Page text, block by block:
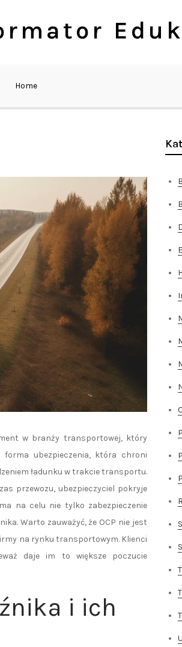
Home
w branży transportowej, który
ubezpieczenia, która chroni
ładunku w trakcie transportu.
przewozu, ubezpieczyciel pokryje
na celu nie tylko zabezpieczenie
Warto zauważyć, że OCP nie jest
na rynku transportowym. Klienci
daje im to większe poczucie
i ich